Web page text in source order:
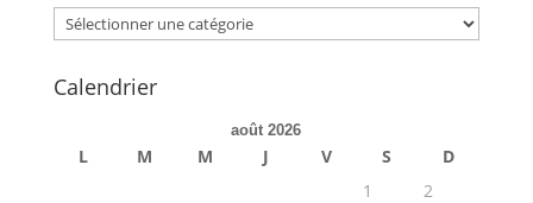
Categories
Calendrier
août 2026
L M M J V S
D
1
2